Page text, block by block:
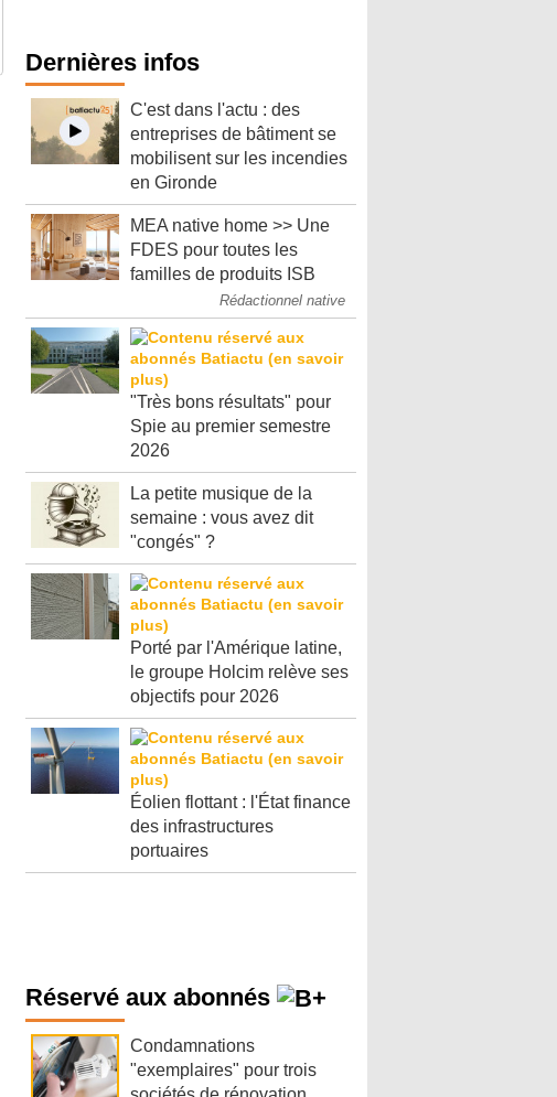
Dernières infos
C'est dans l'actu : des
entreprises de bâtiment se
mobilisent sur les incendies
en Gironde
MEA native home >> Une
FDES pour toutes les
familles de produits ISB
Rédactionnel native
"Très bons résultats" pour
Spie au premier semestre
2026
La petite musique de la
semaine : vous avez dit
"congés" ?
Porté par l'Amérique latine,
le groupe Holcim relève ses
objectifs pour 2026
Éolien flottant : l'État finance
des infrastructures
portuaires
Réservé aux abonnés
Condamnations
"exemplaires" pour trois